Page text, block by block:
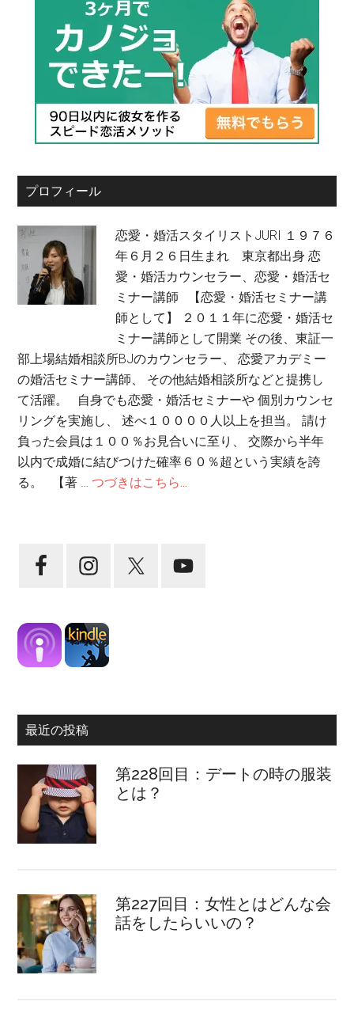
プロフィール
恋愛・婚活スタイリストJURI １９７６
年６月２６日生まれ 東京都出身 恋
愛・婚活カウンセラー、恋愛・婚活セ
ミナー講師 【恋愛・婚活セミナー講
師として】 ２０１１年に恋愛・婚活セ
ミナー講師として開業 その後、東証一
部上場結婚相談所BJのカウンセラー、 恋愛アカデミー
の婚活セミナー講師、 その他結婚相談所などと提携し
て活躍。 自身でも恋愛・婚活セミナーや 個別カウンセ
リングを実施し、 述べ１００００人以上を担当。 請け
負った会員は１００％お見合いに至り、 交際から半年
以内で成婚に結びつけた確率６０％超という実績を誇
る。 【著 …つづきはこちら...
最近の投稿
第228回目：デートの時の服装
とは？
第227回目：女性とはどんな会
話をしたらいいの？